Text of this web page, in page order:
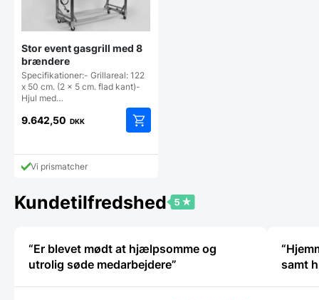
Stor event gasgrill med 8
brændere
Specifikationer:- Grillareal: 122
x 50 cm. (2 x 5 cm. flad kant)-
Hjul med…
9.642,50 DKK
Vi prismatcher
Kundetilfredshed
“Er blevet mødt at hjælpsomme og
utrolig søde medarbejdere”
samt